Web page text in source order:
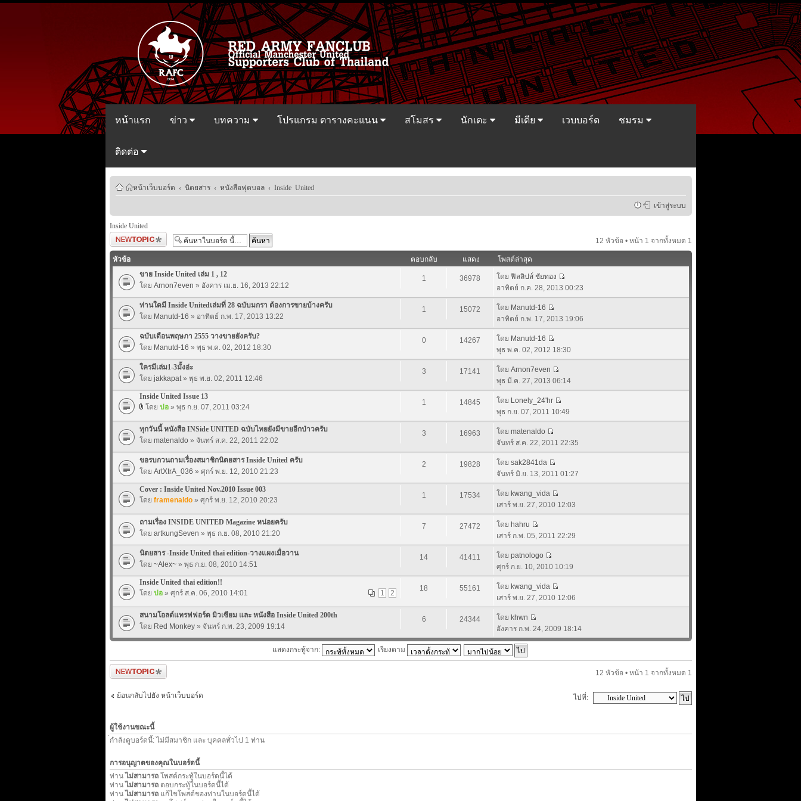
หน้าแรก ข่าว บทความ โปรแกรม ตารางคะแนน สโมสร นักเตะ มีเดีย เวบบอร์ด ชมรม
ติดต่อ
หน้าเว็บบอร์ด ‹ นิตยสาร ‹ หนังสือฟุตบอล ‹ Inside United
เข้าสู่ระบบ
Inside United
ตั้งกระทู้ใหม่
12 หัวข้อ • หน้า 1 จากทั้งหมด 1
หัวข้อ ตอบกลับ แสดง
โพสต์ล่าสุด
ขาย Inside United เล่ม 1 , 12
โดย Arnon7even » อังคาร เม.ย. 16, 2013 22:12
1 36978 โดย ฟิลลิปส์ ชัยทอง
อาทิตย์ ก.ค. 28, 2013 00:23
ท่านใดมี Inside Unitedเล่มที่ 28 ฉบับมกรา ต้องการขายบ้างครับ
โดย Manutd-16 » อาทิตย์ ก.พ. 17, 2013 13:22
1 15072 โดย Manutd-16
อาทิตย์ ก.พ. 17, 2013 19:06
ฉบับเดือนพฤษภา 2555 วางขายยังครับ?
โดย Manutd-16 » พุธ พ.ค. 02, 2012 18:30
0 14267 โดย Manutd-16
พุธ พ.ค. 02, 2012 18:30
ใครมีเล่ม1-3มั้งอ่ะ
โดย jakkapat» พุธ พ.ย. 02, 2011 12:46
3 17141 โดย Arnon7even
พุธ มี.ค. 27, 2013 06:14
Inside United Issue 13
โดย ปอ» พุธ ก.ย. 07, 2011 03:24
1 14845 โดย Lonely_24'hr
พุธ ก.ย. 07, 2011 10:49
ทุกวันนี้ หนังสือ INSide UNITED ฉบับไทยยังมีขายอีกป่าวครับ
โดย matenaldo » จันทร์ ส.ค. 22, 2011 22:02
3 16963 โดย matenaldo
จันทร์ ส.ค. 22, 2011 22:35
ขอรบกวนถามเรื่องสมาชิกนิตยสาร Inside United ครับ
โดย ArtXtrA_036 » ศุกร์ พ.ย. 12, 2010 21:23
2 19828 โดย sak2841da
จันทร์ มิ.ย. 13, 2011 01:27
Cover : Inside United Nov.2010 Issue 003
โดย framenaldo» ศุกร์ พ.ย. 12, 2010 20:23
1 17534 โดย kwang_vida
เสาร์ พ.ย. 27, 2010 12:03
ถามเรื่อง INSIDE UNITED Magazine หน่อยครับ
โดย artkungSeven » พุธ ก.ย. 08, 2010 21:20
7 27472 โดย hahru
เสาร์ ก.พ. 05, 2011 22:29
นิตยสาร -Inside United thai edition-วางแผงเมื่อวาน
โดย ~Alex~» พุธ ก.ย. 08, 2010 14:51
14 41411 โดย patnologo
ศุกร์ ก.ย. 10, 2010 10:19
Inside United thai edition!!
1
2
โดย ปอ» ศุกร์ ส.ค. 06, 2010 14:01
18 55161 โดย kwang_vida
เสาร์ พ.ย. 27, 2010 12:06
สนามโอลด์แทรฟฟอร์ด มิวเซียม และ หนังสือ Inside United 200th
โดย Red Monkey» จันทร์ ก.พ. 23, 2009 19:14
6 24344 โดย khwn
อังคาร ก.พ. 24, 2009 18:14
แสดงกระทู้จาก: เรียงตาม
ตั้งกระทู้ใหม่ 12 หัวข้อ • หน้า 1 จากทั้งหมด 1
ย้อนกลับไปยัง หน้าเว็บบอร์ด ไปที่:
ผู้ใช้งานขณะนี้
่กำลังดูบอร์ดนี้: ไม่มีสมาชิก และ บุคคลทั่วไป 1 ท่าน
การอนุญาตของคุณในบอร์ดนี้
ท่าน ไม่สามารถโพสต์กระทู้ในบอร์ดนี้ได้
ท่าน ไม่สามารถตอบกระทู้ในบอร์ดนี้ได้
ท่าน ไม่สามารถแก้ไขโพสต์ของท่านในบอร์ดนี้ได้